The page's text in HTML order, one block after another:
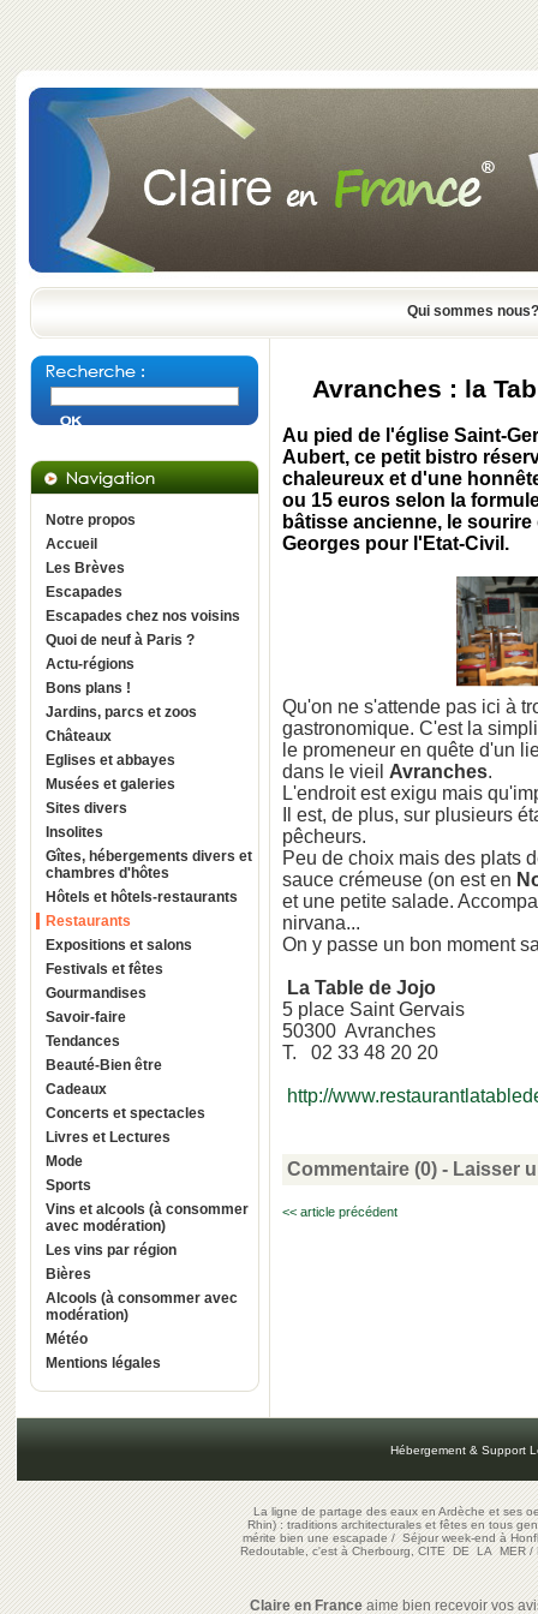
Qui sommes nous?
Notre propos
Accueil
Les Brèves
Escapades
Escapades chez nos voisins
Quoi de neuf à Paris ?
Actu-régions
Bons plans !
Jardins, parcs et zoos
Châteaux
Eglises et abbayes
Musées et galeries
Sites divers
Insolites
Gîtes, hébergements divers et
chambres d'hôtes
Hôtels et hôtels-restaurants
Restaurants
Expositions et salons
Festivals et fêtes
Gourmandises
Savoir-faire
Tendances
Beauté-Bien être
Cadeaux
Concerts et spectacles
Livres et Lectures
Mode
Sports
Vins et alcools (à consommer
avec modération)
Les vins par région
Bières
Alcools (à consommer avec
modération)
Météo
Mentions légales
Avranches : la
Au pied de l'église Saint-
Aubert, ce petit bistro
chaleureux et d'une
ou 15 euros selon la
bâtisse ancienne, le
Georges pour l'Etat-Civil.
Qu'on ne s'attende pas ici à
gastronomique. C'est la
le promeneur en quête d'un
dans le vieil Avranches.
L'endroit est exigu mais
Il est, de plus, sur plusieurs
pêcheurs.
Peu de choix mais des plats
sauce crémeuse (on est en
et une petite salade.
nirvana...
On y passe un bon moment
La Table de Jojo
5 place Saint Gervais
50300 Avranches
T. 02 33 48 20 20
http://
Commentaire (0) - Laisser
<< article précédent
Hébergement & Support
La ligne de partage des eaux en Ardèche et ses
Rhin) : traditions architecturales et fêtes en tous
mérite bien une escapade/Séjour week-end à
Redoutable, c'est à Cherbourg, CITE DE LA MER/
Claire en Franceaime bien recevoir vos